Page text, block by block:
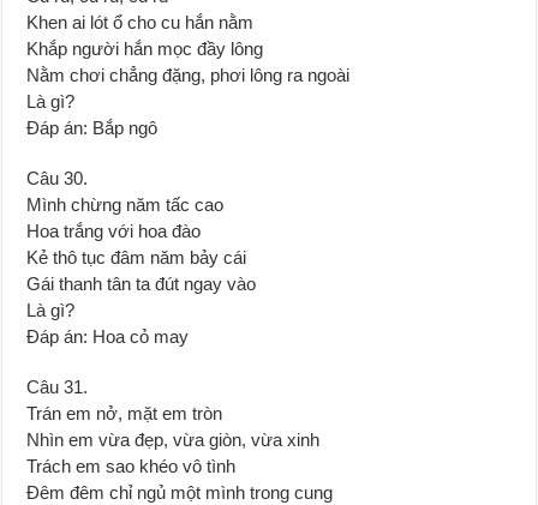
Khen ai lót ổ cho cu hắn nằm
Khắp người hắn mọc đầy lông
Nằm chơi chẳng đặng, phơi lông ra ngoài
Là gì?
Đáp án: Bắp ngô
Câu 30.
Mình chừng năm tấc cao
Hoa trắng với hoa đào
Kẻ thô tục đâm năm bảy cái
Gái thanh tân ta đút ngay vào
Là gì?
Đáp án: Hoa cỏ may
Câu 31.
Trán em nở, mặt em tròn
Nhìn em vừa đẹp, vừa giòn, vừa xinh
Trách em sao khéo vô tình
Đêm đêm chỉ ngủ một mình trong cung